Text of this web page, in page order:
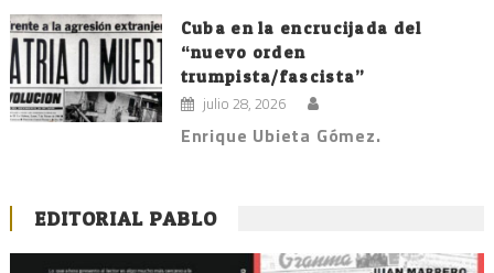
Cuba en la encrucijada del
“nuevo orden
trumpista/fascista”
julio 28, 2026
Enrique Ubieta Gómez.
EDITORIAL PABLO